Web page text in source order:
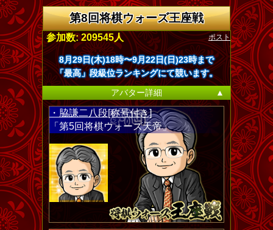
第8回将棋ウォーズ王座戦
ポスト
参加数: 209545人
8月29日(木)18時〜9月22日(日)23時まで
「最高」段級位ランキングにて競います。
アバター詳細
▲
・脇謙二八段[称号付き]
「第5回将棋ウォーズ天帝」